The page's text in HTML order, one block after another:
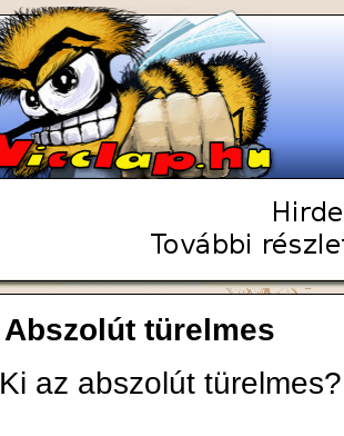
Abszolút türelmes
Ki az abszolút türelmes?